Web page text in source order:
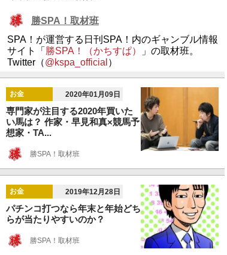
勝SPA！取材班
SPA！が運営する日刊SPA！内のギャンブル情報
サイト「 勝SPA！（かちすぱ）
」の取材班。
Twitter（@kspa_official ）
お金 2020年01月09日
専門家が注目する2020年買いた
い馬は？ 作家・早見和真×競馬予
想家・TA...
勝SPA！取材班
お金 2019年12月28日
パチンコ打つなら年末と年始どち
らが当たりやすいのか？
勝SPA！取材班